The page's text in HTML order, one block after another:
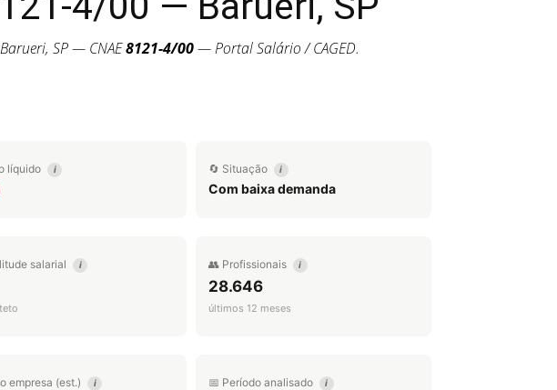
SP — CNAE8121-4/00— Portal Salário / CAGED.
líquido i 🔄 Situação i
Com baixa demanda
salarial i 👥 Profissionais i
28.646
últimos 12 meses
empresa (est.) i 📅 Período analisado i